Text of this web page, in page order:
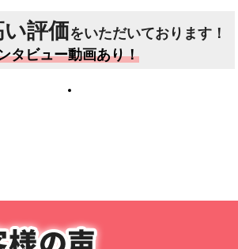
い評価をいただいております！
タビュー動画あり！